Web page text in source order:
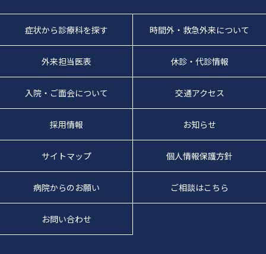
症状から診療科を探す 時間外・救急外来について
外来担当医表 休診・代診情報
入院・ご面会について 交通アクセス
採用情報 お知らせ
サイトマップ 個人情報保護方針
病院からのお願い ご相談はこちら
お問い合わせ